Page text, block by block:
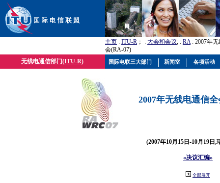
主页 : ITU-R ； : 大会和会议; : RA: 2007年
会(RA-07)
无线电通信部门(ITU-R)
2007年无线电通信
(2007年10月15日-10月19日,
«决议汇编»
全部展开
国际电联三大部门 新闻室 各项活动